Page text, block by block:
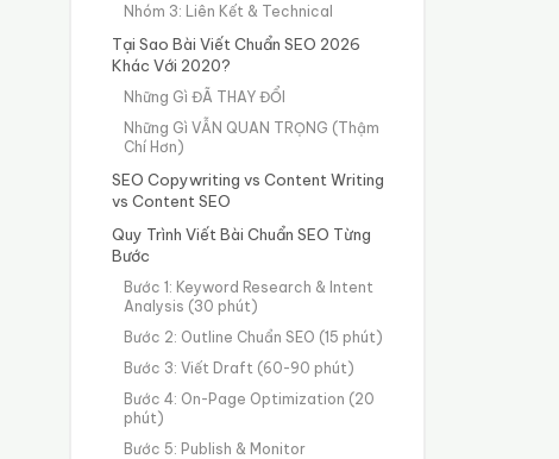
Nhóm 3: Liên Kết & Technical
Tại Sao Bài Viết Chuẩn SEO 2026
Khác Với 2020?
Những Gì ĐÃ THAY ĐỔI
Những Gì VẪN QUAN TRỌNG (Thậm
Chí Hơn)
SEO Copywriting vs Content Writing
vs Content SEO
Quy Trình Viết Bài Chuẩn SEO Từng
Bước
Bước 1: Keyword Research & Intent
Analysis (30 phút)
Bước 2: Outline Chuẩn SEO (15 phút)
Bước 3: Viết Draft (60-90 phút)
Bước 4: On-Page Optimization (20
phút)
Bước 5: Publish & Monitor